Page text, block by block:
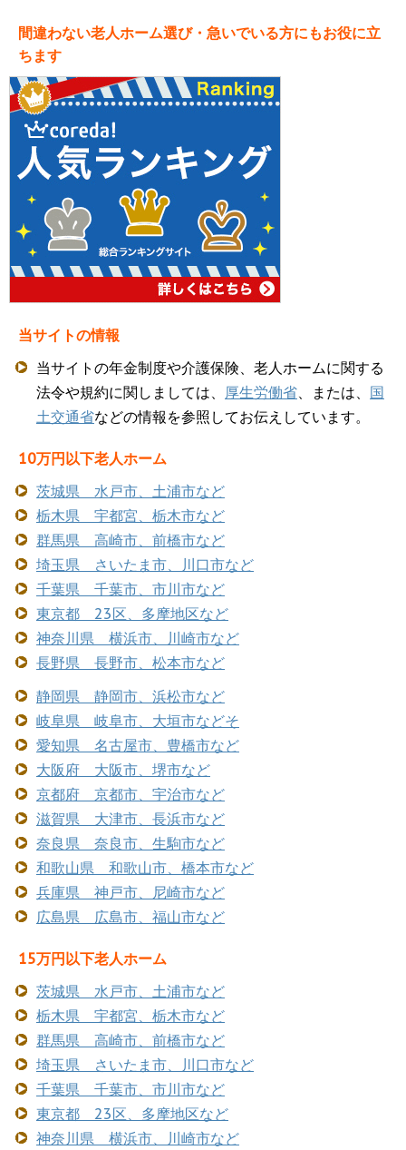
間違わない老人ホーム選び・急いでいる方にもお役に立
ちます
当サイトの情報
当サイトの年金制度や介護保険、老人ホームに関する
法令や規約に関しましては、 厚生労働省 、または、 国
土交通省などの情報を参照してお伝えしています。
10万円以下老人ホーム
茨城県 水戸市、土浦市など
栃木県 宇都宮、栃木市など
群馬県 高崎市、前橋市など
埼玉県 さいたま市、川口市など
千葉県 千葉市、市川市など
東京都 23区、多摩地区など
神奈川県 横浜市、川崎市など
長野県 長野市、松本市など
静岡県 静岡市、浜松市など
岐阜県 岐阜市、大垣市などそ
愛知県 名古屋市、豊橋市など
大阪府 大阪市、堺市など
京都府 京都市、宇治市など
滋賀県 大津市、長浜市など
奈良県 奈良市、生駒市など
和歌山県 和歌山市、橋本市など
兵庫県 神戸市、尼崎市など
広島県 広島市、福山市など
15万円以下老人ホーム
茨城県 水戸市、土浦市など
栃木県 宇都宮、栃木市など
群馬県 高崎市、前橋市など
埼玉県 さいたま市、川口市など
千葉県 千葉市、市川市など
東京都 23区、多摩地区など
神奈川県 横浜市、川崎市など